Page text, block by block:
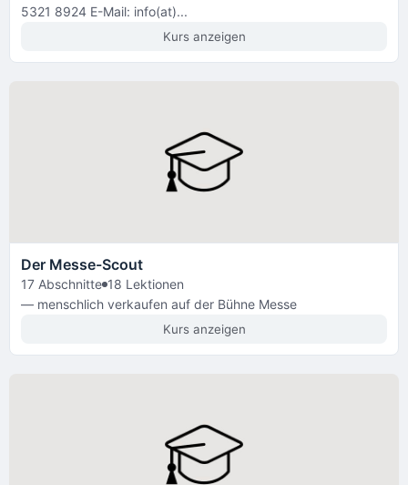
5321 8924 E-Mail: info(at)...
Kurs anzeigen
Der Messe-Scout
17 Abschnitte 18 Lektionen
— menschlich verkaufen auf der Bühne Messe
Kurs anzeigen